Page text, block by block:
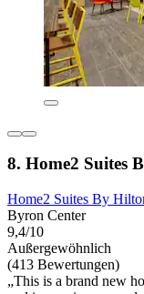
8. Home2 Suites
Home2 Suites By
Byron Center
9,4/10
Außergewöhnlich
(413 Bewertungen)
„This is a brand new